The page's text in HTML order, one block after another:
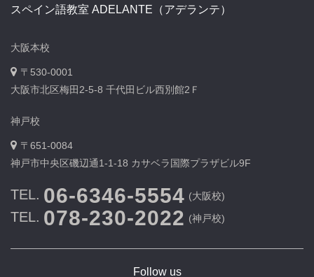
スペイン語教室 ADELANTE（アデランテ）
大阪本校
〒530-0001
大阪市北区梅田2-5-8 千代田ビル西別館2Ｆ
神戸校
〒651-0084
神戸市中央区磯辺通1-1-18 カサベラ国際プラザビル9F
TEL. 06-6346-5554 (大阪校)
TEL. 078-230-2022 (神戸校)
Follow us